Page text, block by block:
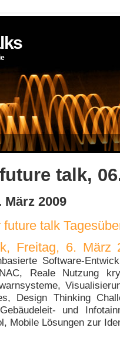
talk,
März 2009
talk
Freitag, 6. März
Software-
Reale Nutzung
Design Thinking
und
Mobile Lösungen zur